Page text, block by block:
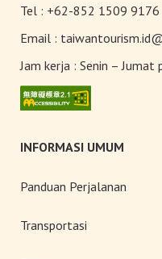
Toserba
7.200
Tel : +62-852 1509 9176
Email :
Jam kerja : Senin – Jumat
INFORMASI UMUM
Panduan Perjalanan
Transportasi